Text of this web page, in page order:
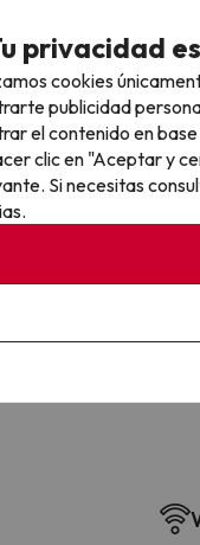
Cancela sin
privacidad
cookies
publicidad
el contenido en
clic en "Aceptar y
Si necesitas